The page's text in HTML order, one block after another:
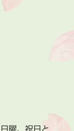
曜、祝日と